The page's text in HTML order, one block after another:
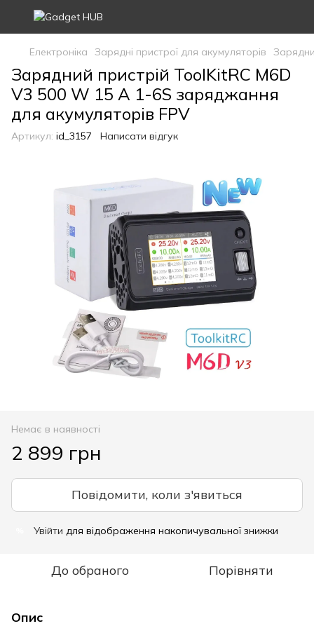
Електроніка Зарядні пристрої для акумуляторів
Зарядний пристрій ToolKitRC M6D
V3 500 W 15 A 1-6S заряджання
для акумуляторів FPV
Артикул: id_3157 Написати відгук
Немає в наявності
2 899 грн
Повідомити, коли з'явиться
Увійти для відображення накопичувальної знижки
До обраного Порівняти
Опис